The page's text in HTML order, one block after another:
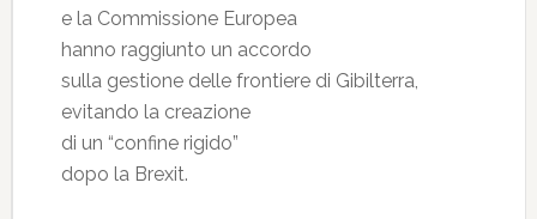
e la Commissione Europea
hanno raggiunto un accordo
sulla gestione delle frontiere di Gibilterra,
evitando la creazione
di un “confine rigido”
dopo la Brexit.